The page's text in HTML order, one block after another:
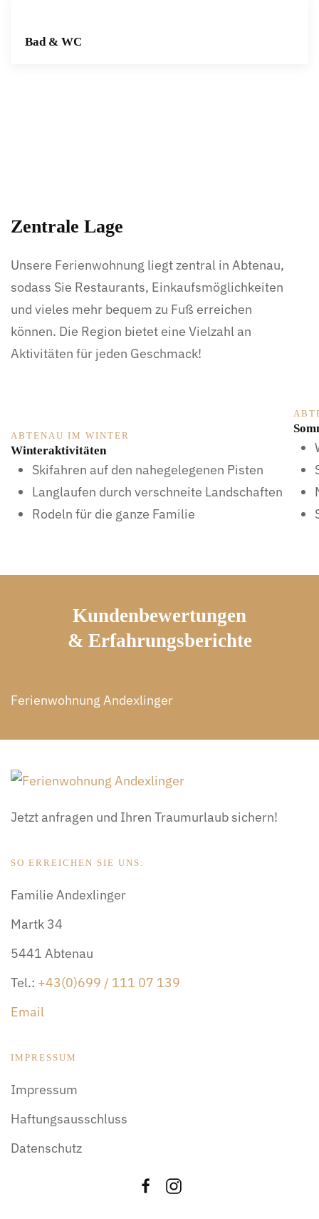
Bad & WC
Zentrale Lage
Unsere Ferienwohnung liegt zentral in Abtenau,
sodass Sie Restaurants, Einkaufsmöglichkeiten
und vieles mehr bequem zu Fuß erreichen
können. Die Region bietet eine Vielzahl an
Aktivitäten für jeden Geschmack!
ABTENAU IM WINTER
Winteraktivitäten
Skifahren auf den nahegelegenen Pisten
Langlaufen durch verschneite Landschaften
Rodeln für die ganze Familie
Kundenbewertungen
& Erfahrungsberichte
Ferienwohnung Andexlinger
Jetzt anfragen und Ihren Traumurlaub sichern!
SO ERREICHEN SIE UNS:
Familie Andexlinger
Martk 34
5441 Abtenau
Tel.: +43(0)699 / 111 07 139
Email
IMPRESSUM
Impressum
Haftungsausschluss
Datenschutz